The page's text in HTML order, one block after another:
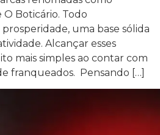
O Boticário. Todo
uma base sólida
Alcançar esses
mais simples ao contar com
franqueados. Pensando […]